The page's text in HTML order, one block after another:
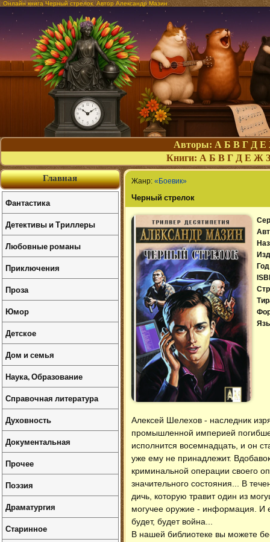
Онлайн книга Черный стрелок. Автор Александр Мазин
Авторы: А Б В Г Д Е
Книги: А Б В Г Д Е Ж З
Жанр: «Боевик»
Черный стрелок
Алексей Шелехов - наследник
промышленной империей
исполнится восемнадцать, и он
уже ему не принадлежит.
криминальной операции своего
значительного состояния... В
дичь, которую травит один из
могучее оружие - информация. И
будет, будет война...
В нашей библиотеке вы можете
Главная
Фантастика
Детективы и Триллеры
Любовные романы
Приключения
Проза
Юмор
Детское
Дом и семья
Наука, Образование
Справочная литература
Духовность
Документальная
Прочее
Поэзия
Драматургия
Старинное